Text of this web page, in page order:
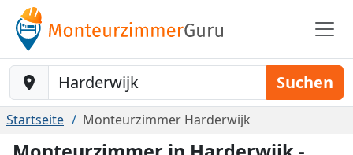
Baustelle-Location Suchen
Startseite Monteurzimmer Harderwijk